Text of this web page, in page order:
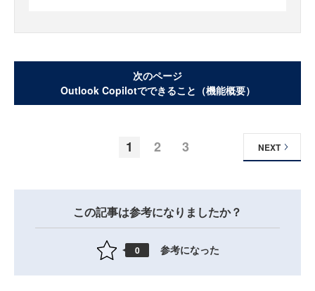
次のページ
Outlook Copilotでできること（機能概要）
1 2 3 NEXT
この記事は参考になりましたか？
0 参考になった